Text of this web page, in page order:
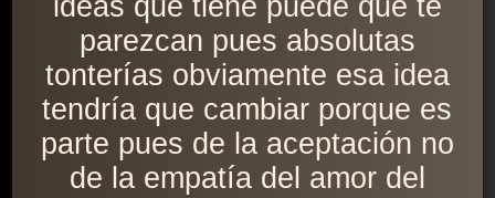
ideas que tiene puede que te
parezcan pues absolutas
tonterías obviamente esa idea
tendría que cambiar porque es
parte pues de la aceptación no
de la empatía del amor del